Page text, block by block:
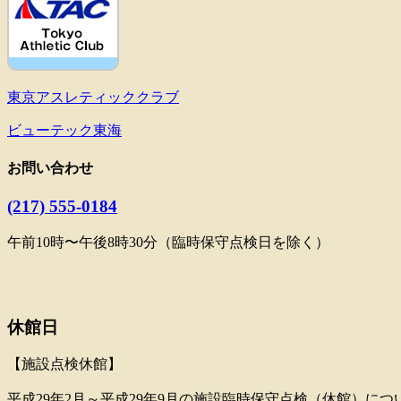
東京アスレティッククラブ
ビューテック東海
お問い合わせ
(217) 555-0184
午前10時〜午後8時30分（臨時保守点検日を除く）
休館日
【施設点検休館】